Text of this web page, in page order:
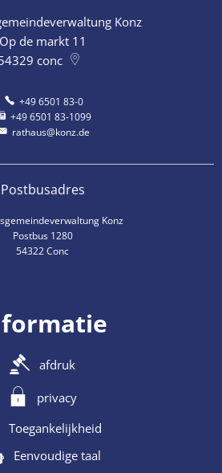
Konz
Op de markt 11
conc
+49 6501 83-0
+49 6501 83-1099
rathaus@konz.de
Postbusadres
Konz
Postbus 1280
54322 Conc
afdruk
privacy
Toegankelijkheid
Eenvoudige taal